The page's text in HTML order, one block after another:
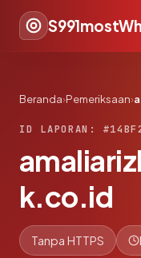
Beranda›Pemeriksaan›
ID LAPORAN:
k.co.id
Tanpa HTTPS